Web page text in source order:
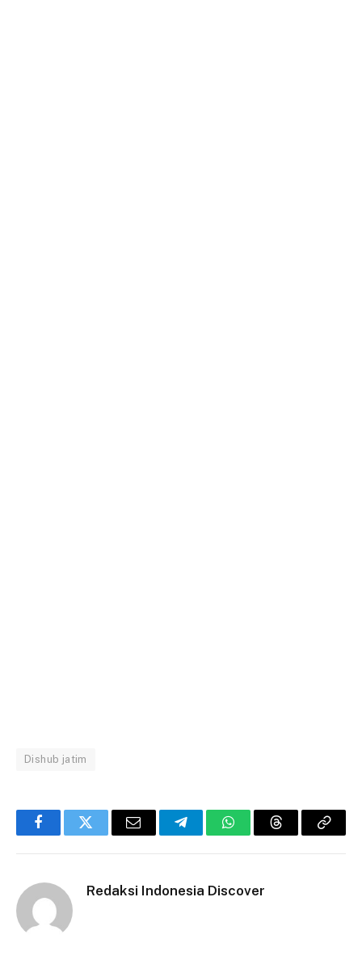
Dishub jatim
FacebookTwitter Email TelegramWhatsAppThreadsCopy
Redaksi Indonesia Discover